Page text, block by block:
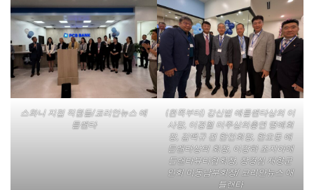
스와니 지점 직원들/코리안뉴스 애
틀랜타
(왼쪽부터) 강신범 애틀랜타상의 이
사장, 이경철 미주상의총연 명예회
장, 김백규 전 한인회장, 한오동 애
틀랜타상의 회장, 이강하 조지아애
틀랜타뷰티협회장, 장경섭 재향군
인회 미동남부회장/ 코리안뉴스 애
틀랜타